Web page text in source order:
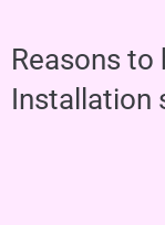
Reasons to
Installation